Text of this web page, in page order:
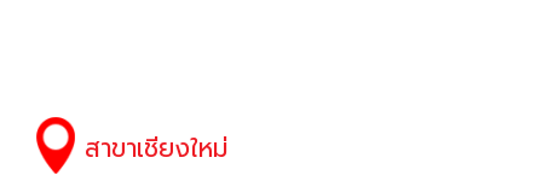
สาขาเชียงใหม่